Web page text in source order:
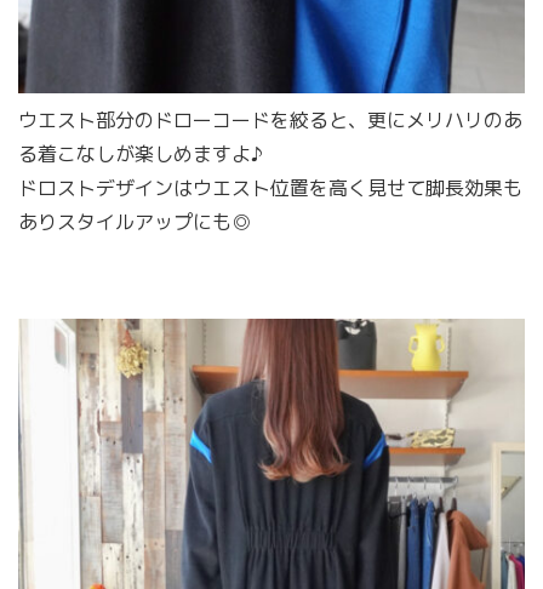
ウエスト部分のドローコードを絞ると、更にメリハリのあ
る着こなしが楽しめますよ♪
ドロストデザインはウエスト位置を高く見せて脚長効果も
ありスタイルアップにも◎